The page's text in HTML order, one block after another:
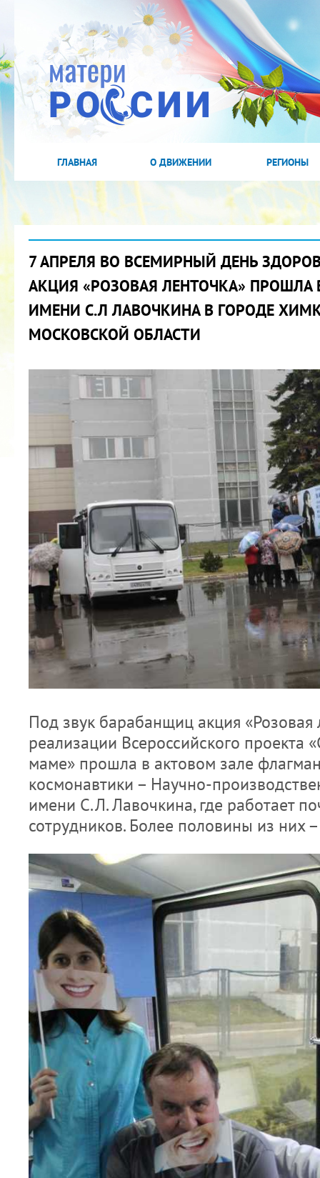
ГЛАВНАЯ О ДВИЖЕНИИ РЕГИОНЫ
7 АПРЕЛЯ ВО ВСЕМИРНЫЙ ДЕНЬ
АКЦИЯ «РОЗОВАЯ ЛЕНТОЧКА» ПРОШЛА
ИМЕНИ С.Л ЛАВОЧКИНА В ГОРОДЕ
МОСКОВСКОЙ ОБЛАСТИ
Под звук барабанщиц акция «Розовая
реализации Всероссийского проекта
маме» прошла в актовом зале
космонавтики – Научно-
имени С.Л. Лавочкина, где работает
сотрудников. Более половины из них
КУБОК ДРУЖБЫ
02.09.2019